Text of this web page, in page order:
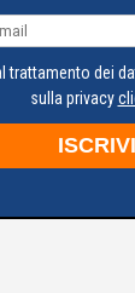
trattamento dei
sulla privacy